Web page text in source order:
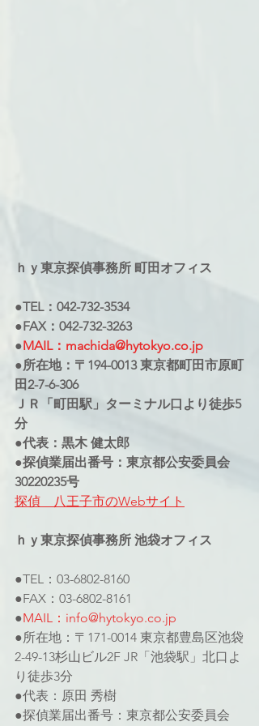
ｈｙ東京探偵事務所 町田オフィス
●TEL：042-732-3534
●FAX：042-732-3263
●MAIL：machida@hytokyo.co.jp
●所在地：〒194-0013 東京都町田市原町
田2-7-6-306
ＪＲ「町田駅」ターミナル口より徒歩5
分
●代表：黒木 健太郎
●探偵業届出番号：東京都公安委員会
30220235号
探偵　八王子市のWebサイト
ｈｙ東京探偵事務所 池袋オフィス
●TEL：03-6802-8160
●FAX：03-6802-8161
●MAIL：info@hytokyo.co.jp
●所在地：〒171-0014 東京都豊島区池袋
2-49-13杉山ビル2F JR「池袋駅」北口よ
り徒歩3分
●代表：原田 秀樹
●探偵業届出番号：東京都公安委員会